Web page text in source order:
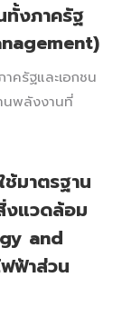
ทั้งภาครัฐ
ครัฐและเอกชน
นพลังงานที่
ช้มาตรฐาน
งแวดล้อม
and
ฟ้าส่วน